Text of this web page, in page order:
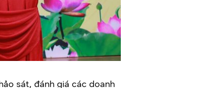
sát, đánh giá các doanh